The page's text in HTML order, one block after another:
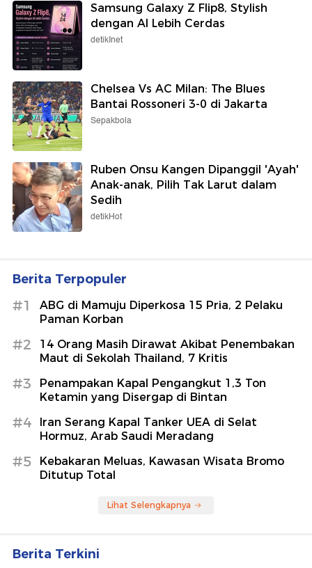
Samsung Galaxy Z Flip8, Stylish
dengan AI Lebih Cerdas
detikInet
Chelsea Vs AC Milan: The Blues
Bantai Rossoneri 3-0 di Jakarta
Sepakbola
Ruben Onsu Kangen Dipanggil 'Ayah'
Anak-anak, Pilih Tak Larut dalam
Sedih
detikHot
Berita Terpopuler
#1
ABG di Mamuju Diperkosa 15 Pria, 2 Pelaku
Paman Korban
#2
14 Orang Masih Dirawat Akibat Penembakan
Maut di Sekolah Thailand, 7 Kritis
#3
Penampakan Kapal Pengangkut 1,3 Ton
Ketamin yang Disergap di Bintan
#4
Iran Serang Kapal Tanker UEA di Selat
Hormuz, Arab Saudi Meradang
#5
Kebakaran Meluas, Kawasan Wisata Bromo
Ditutup Total
Lihat Selengkapnya
Berita Terkini